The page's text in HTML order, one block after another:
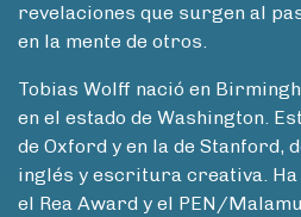
revelaciones que surgen al
en la mente de otros.
Tobias Wolff nació en
en el estado de Washington.
de Oxford y en la de Stanford,
inglés y escritura creativa.
el Rea Award y el PEN/